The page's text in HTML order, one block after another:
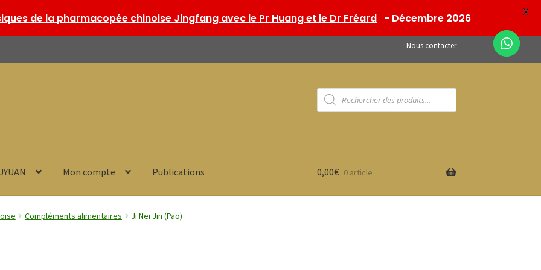
Nous contacter
Recherche
de
produits
Mon compte Publications 0,00€ 0 article
Compléments alimentaires Ji Nei Jin (Pao)
de la pharmacopée chinoise Jingfang avec le Pr Huang et le Dr Fréard - Décembre 2026 X